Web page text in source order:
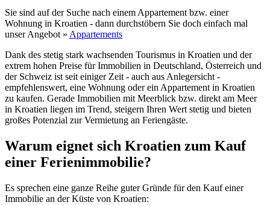
Sie sind auf der Suche nach einem Appartement bzw. einer
Wohnung in Kroatien - dann durchstöbern Sie doch einfach mal
unser Angebot » Appartements
Dank des stetig stark wachsenden Tourismus in Kroatien und der
extrem hohen Preise für Immobilien in Deutschland, Österreich und
der Schweiz ist seit einiger Zeit - auch aus Anlegersicht -
empfehlenswert, eine Wohnung oder ein Appartement in Kroatien
zu kaufen. Gerade Immobilien mit Meerblick bzw. direkt am Meer
in Kroatien liegen im Trend, steigern Ihren Wert stetig und bieten
großes Potenzial zur Vermietung an Feriengäste.
Warum eignet sich Kroatien zum Kauf
einer Ferienimmobilie?
Es sprechen eine ganze Reihe guter Gründe für den Kauf einer
Immobilie an der Küste von Kroatien: